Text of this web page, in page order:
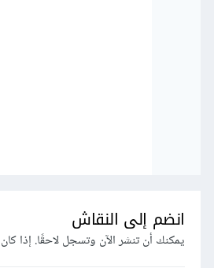
انضم إلى النقاش
يمكنك أن تنشر الآن وتسجل لاحقًا. إذا